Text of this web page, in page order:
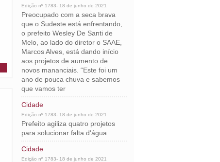
Edição nº 1783- 18 de junho de 2021
Preocupado com a seca brava
que o Sudeste está enfrentando,
o prefeito Wesley De Santi de
Melo, ao lado do diretor o SAAE,
Marcos Alves, está dando início
aos projetos de aumento de
novos mananciais. “Este foi um
ano de pouca chuva e sabemos
que vamos ter
Cidade
Edição nº 1783- 18 de junho de 2021
Prefeito agiliza quatro projetos
para solucionar falta d'água
Cidade
Edição nº 1783- 18 de junho de 2021